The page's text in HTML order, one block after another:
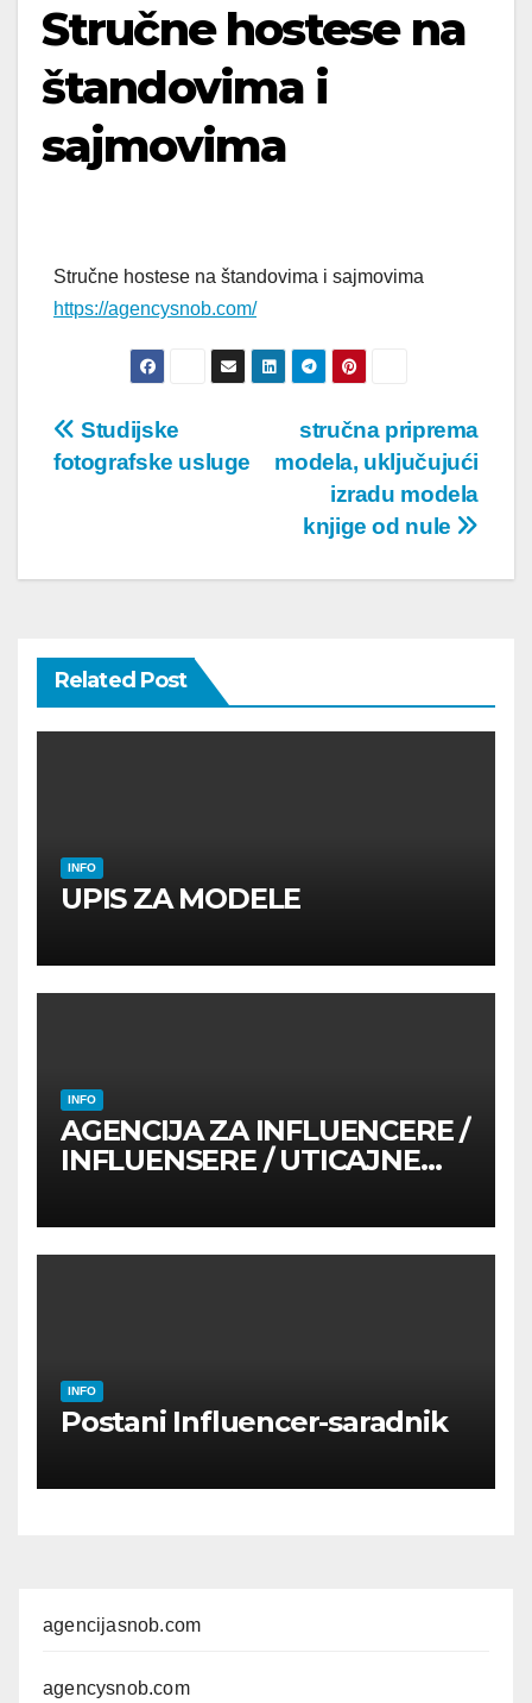
Stručne hostese na
štandovima i
sajmovima
Stručne hostese na štandovima i sajmovima
https://agencysnob.com/
Post
navigation
stručna priprema
modela, uključujući
izradu modela
knjige od nule
Studijske
fotografske usluge
Related Post
INFO
UPIS ZA MODELE
INFO
AGENCIJA ZA INFLUENCERE /
INFLUENSERE / UTICAJNE
INFO
Postani Influencer-saradnik
agencijasnob.com
agencysnob.com